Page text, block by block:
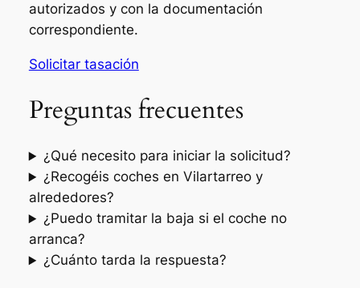
autorizados y con la documentación
correspondiente.
Solicitar tasación
Preguntas frecuentes
¿Qué necesito para iniciar la solicitud?
¿Recogéis coches en Vilartarreo y
alrededores?
¿Puedo tramitar la baja si el coche no
arranca?
¿Cuánto tarda la respuesta?